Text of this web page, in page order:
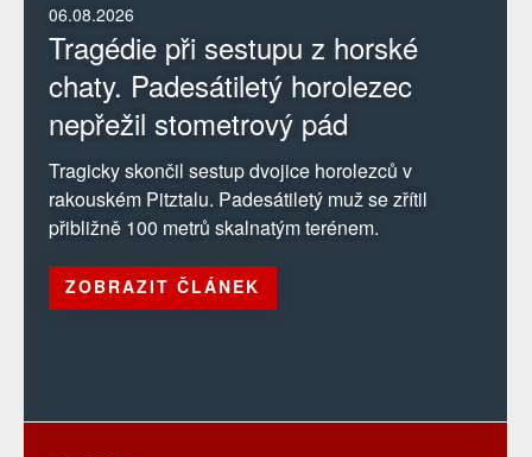
06.08.2026
Tragédie při sestupu z horské
chaty. Padesátiletý horolezec
nepřežil stometrový pád
Tragicky skončil sestup dvojice horolezců v
rakouském Pitztalu. Padesátiletý muž se zřítil
přibližně 100 metrů skalnatým terénem.
ZOBRAZIT ČLÁNEK